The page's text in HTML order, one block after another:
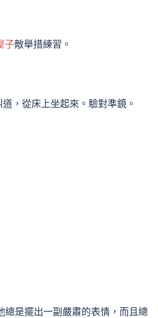
子敵舉措練習。
，從床上坐起來。驗對準鏡。
總是擺出一副嚴肅的表情，而且總